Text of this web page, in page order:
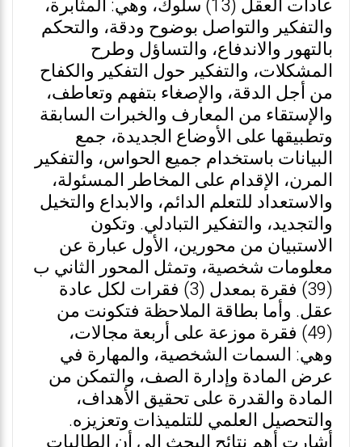
عادات العقل (13) سلوك، وهي: المثابرة،
والتفكير والتواصل بوضوح ودقة، والتحكم
بالتهور والاندفاع، والتساؤل وطرح
المشكلات، والتفكير حول التفكير والكفاح
من أجل الدقة، والإصغاء بتفهم وتعاطف،
والإستقاء من المعارف والخبرات السابقة
وتطبيقها على الأوضاع الجديدة، جمع
البيانات باستخدام جميع الحواس، والتفكير
المرن، الإقدام على المخاطر المسئولة،
والاستعداد للتعلم الدائم، والابداع والتخيل
والتجديد، والتفكير التبادلي. وتكون
الاستبيان من محورين، الأول عبارة عن
معلومات شخصية، وتمثل المحور الثاني ب
(39) فقرة بمعدل (3) فقرات لكل عادة
عقل. وأما بطاقة الملاحظة فتكونت من
(49) فقرة موزعة على أربعة مجالات،
وهي: السمات الشخصية، والمهارة في
عرض المادة وإدارة الصف، والتمكن من
المادة والقدرة على تحقيق الأهداف،
والتحصيل العلمي للتلميذات وتعزيزه.